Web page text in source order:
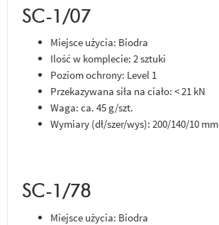
SC-1/07
Miejsce użycia: Biodra
Ilość w komplecie: 2 sztuki
Poziom ochrony: Level 1
Przekazywana siła na ciało: < 21 kN
Waga: ca. 45 g/szt.
Wymiary (dł/szer/wys): 200/140/10 mm
SC-1/78
Miejsce użycia: Biodra